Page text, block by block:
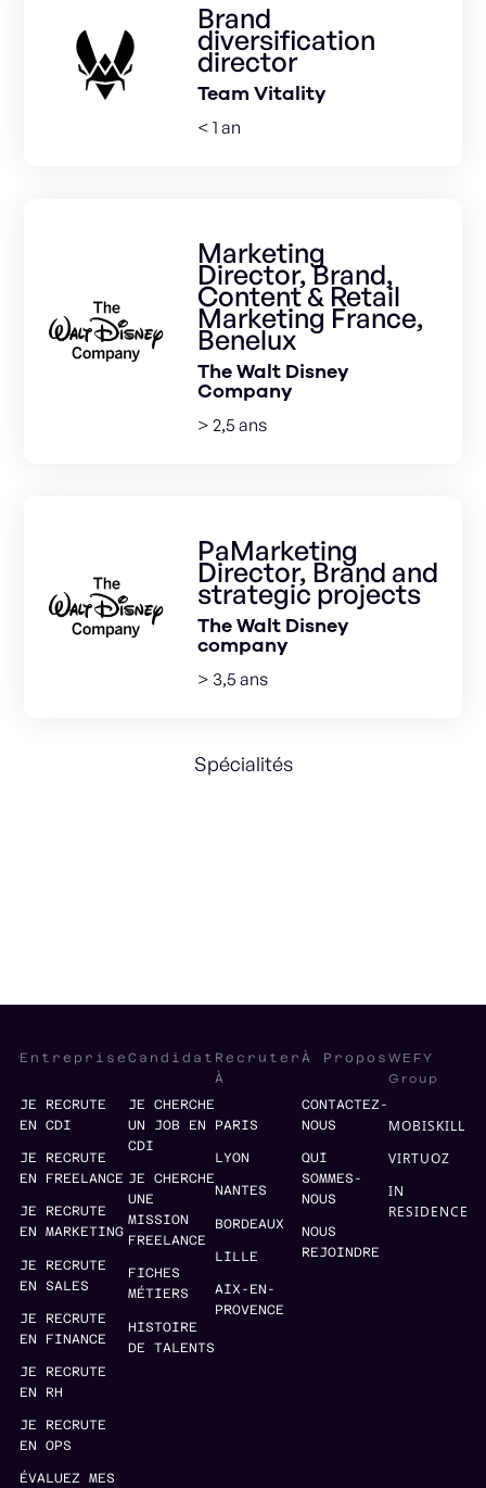
Brand
diversification
director
Team Vitality
< 1 an
Marketing
Director, Brand,
Content & Retail
Marketing France,
Benelux
The Walt Disney
Company
> 2,5 ans
PaMarketing
Director, Brand and
strategic projects
The Walt Disney
company
> 3,5 ans
Spécialités
Entreprise
JE RECRUTE
EN CDI
JE RECRUTE
EN FREELANCE
JE RECRUTE
EN MARKETING
JE RECRUTE
EN SALES
JE RECRUTE
EN FINANCE
JE RECRUTE
EN RH
JE RECRUTE
EN OPS
ÉVALUEZ MES
Candidat
JE CHERCHE
UN JOB EN
CDI
JE CHERCHE
UNE
MISSION
FREELANCE
FICHES
MÉTIERS
HISTOIRE
DE TALENTS
Recruter
À
PARIS
LYON
NANTES
BORDEAUX
LILLE
AIX-EN-
PROVENCE
À Propos
CONTACTEZ-
NOUS
QUI
SOMMES-
NOUS
NOUS
REJOINDRE
WEFY
Group
MOBISKILL
VIRTUOZ
IN
RESIDENCE